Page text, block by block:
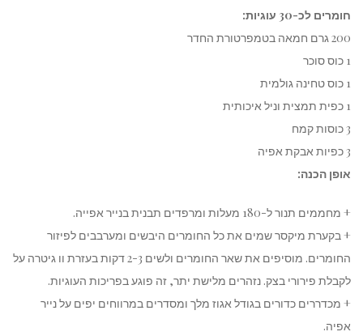
חומרים לכ-30 עוגיות:
200 גרם חמאה בטמפרטורת החדר
1 כוס סוכר
1 כוס טחינה גולמית
1 כפית תמצית וניל איכותית
3 כוסות קמח
3 כפיות אבקת אפיה
אופן הכנה:
+ מחממים תנור ל-180 מעלות ומרפדים תבנית בנייר אפייה.
+ בקערת מיקסר שמים את כל החומרים היבשים ומערבבים לפיזור
החומרים. מוסיפים את שאר החומרים ולשים 2-3 דקות בעזרת וו גיטרה על
לקבלת פירורי בצק. נזהרים מלישת יתר, זה פוגע בפריכות העוגיות.
+ מכדררים כדורים בגודל אגוז מלך ומסדרים במרווחים יפים על נייר
אפיה.